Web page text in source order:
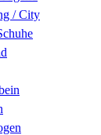
/ City